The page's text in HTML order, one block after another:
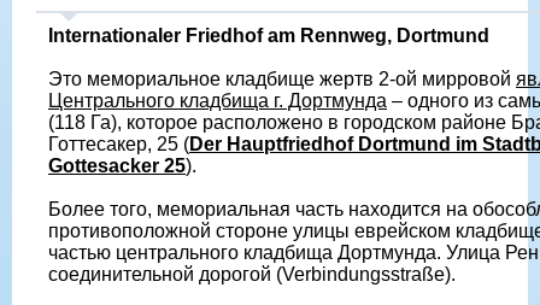
Internationaler Friedhof am Rennweg, Dortmund
Это мемориальное кладбище жертв 2-ой мирровой
Центрального кладбища г. Дортмунда – одного из
(118 Га), которое расположено в городском районе
Готтесакер, 25 (Der Hauptfriedhof Dortmund im
Gottesacker 25).
Более того, мемориальная часть находится на
противоположной стороне улицы еврейском
частью центрального кладбища Дортмунда. Улица
соединительной дорогой (Verbindungsstraße).